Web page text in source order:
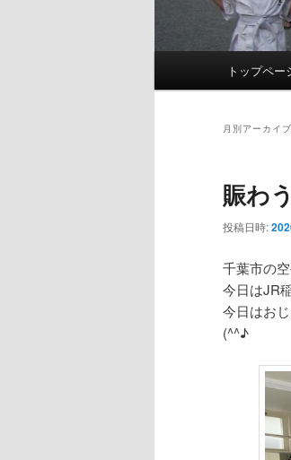
メ
コ
テ
ン
サ
ン
ン
ツ
トップペー
月別アーカイ
賑わ
投稿日時:
千葉市の
今日はJR
今日はお
(^^♪